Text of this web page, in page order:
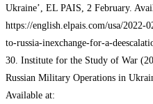
Ukraine’, EL PAIS, 2 February.
https://english.elpais.com/usa/2022-
to-russia-inexchange-for-a-
30. Institute for the Study of War
Russian Military Operations in
Available at: